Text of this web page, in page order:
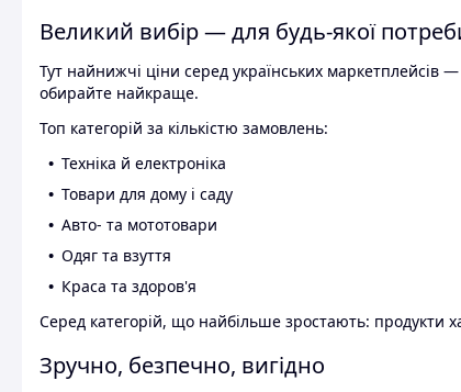
Великий вибір — для будь-якої
Тут найнижчі ціни серед українських маркетплейсів
обирайте найкраще.
Топ категорій за кількістю замовлень:
Техніка й електроніка
Товари для дому і саду
Авто- та мототовари
Одяг та взуття
Краса та здоров'я
Серед категорій, що найбільше зростають: продукти
Зручно, безпечно, вигідно